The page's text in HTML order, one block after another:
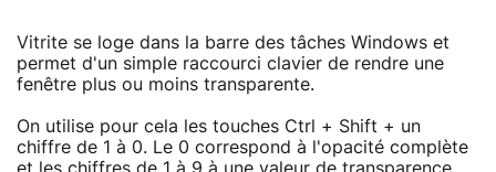
Vitrite se loge dans la barre des tâches Windows et
permet d'un simple raccourci clavier de rendre une
fenêtre plus ou moins transparente.
On utilise pour cela les touches Ctrl + Shift + un
chiffre de 1 à 0. Le 0 correspond à l'opacité complète